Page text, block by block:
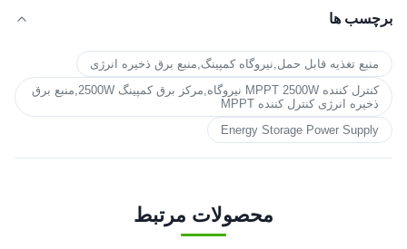
برچسب ها
منبع تغذیه قابل حمل,نیروگاه کمپینگ,منبع برق ذخیره انرژی
کنترل کننده MPPT 2500W نیروگاه,مرکز برق کمپینگ 2500W,منبع برق
ذخیره انرژی کنترل کننده MPPT
Energy Storage Power Supply
محصولات مرتبط